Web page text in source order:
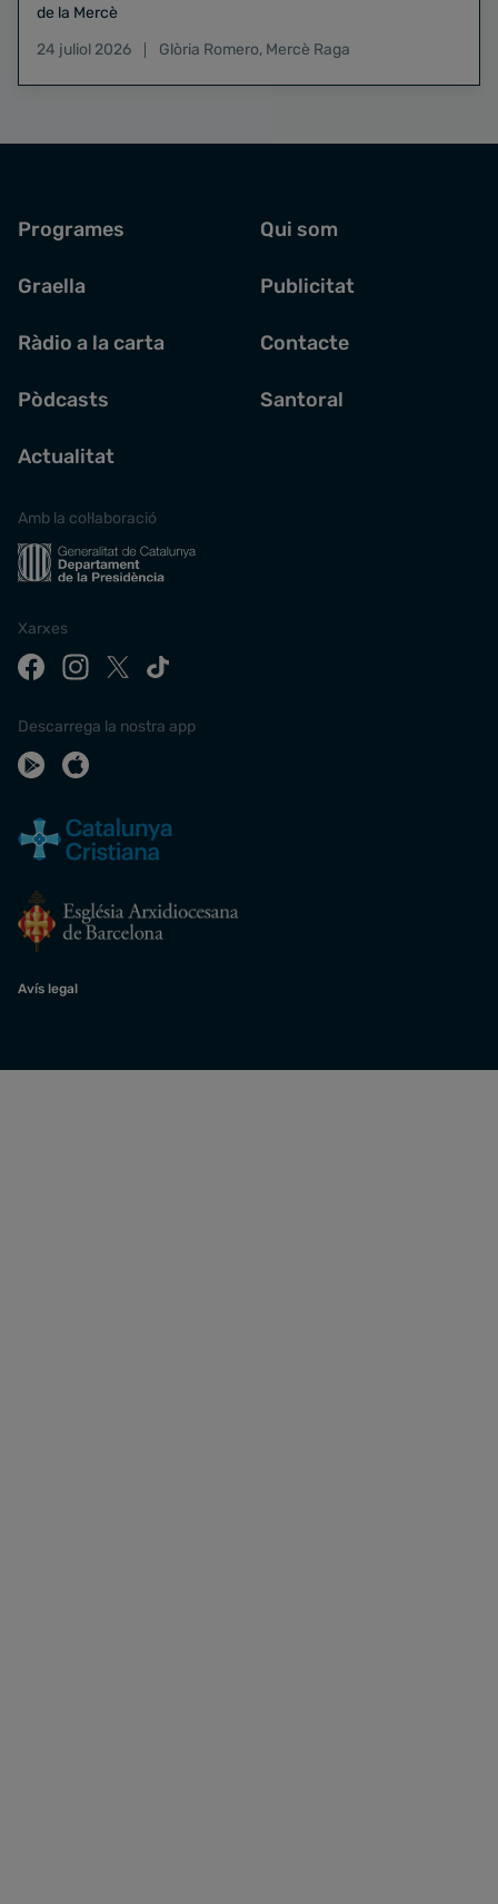
de la Mercè
24 juliol 2026
Glòria Romero, Mercè Raga
Programes
Graella
Ràdio a la carta
Pòdcasts
Actualitat
Qui som
Publicitat
Contacte
Santoral
Amb la col·laboració
Xarxes
Descarrega la nostra app
Avís legal